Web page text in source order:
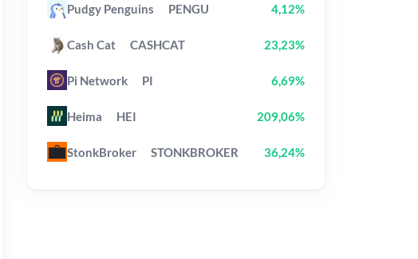
Pudgy Penguins PENGU 4,12%
Cash Cat CASHCAT 23,23%
Pi Network PI 6,69%
Heima HEI 209,06%
StonkBroker STONKBROKER 36,24%